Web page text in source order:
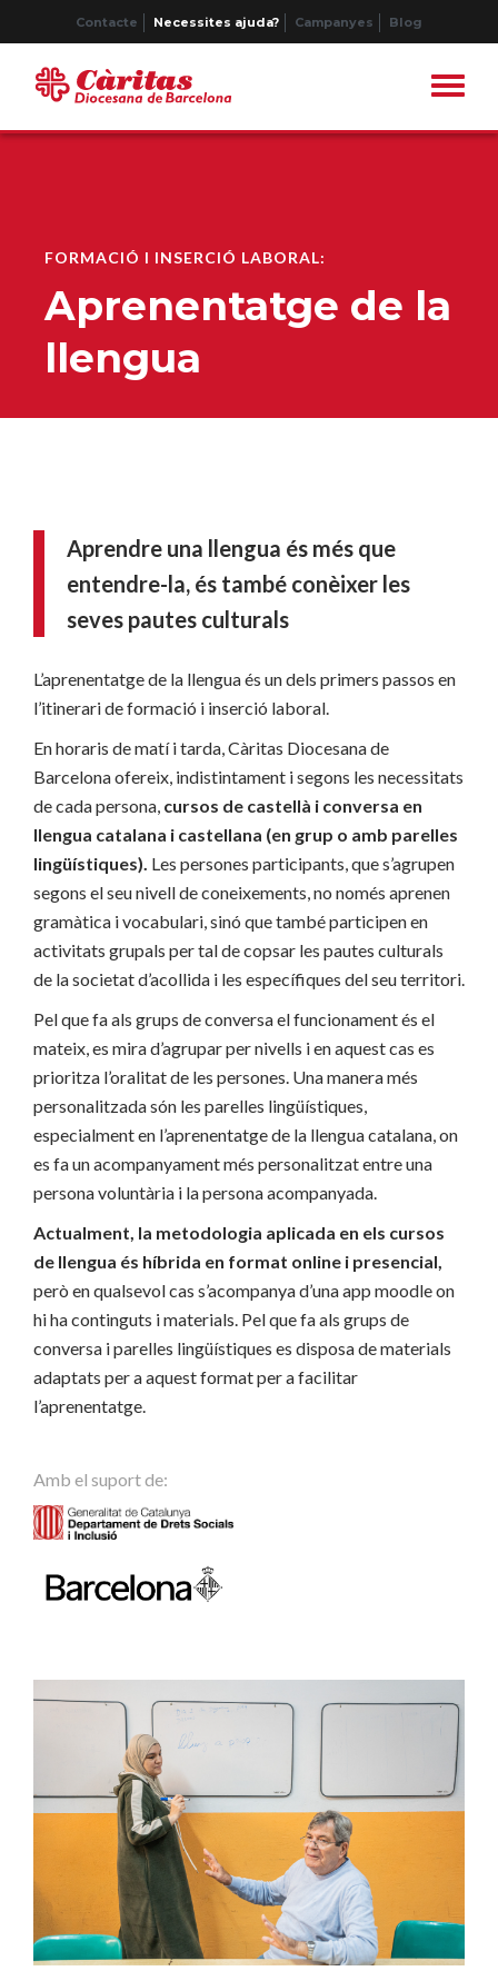
Contacte Necessites ajuda? Campanyes Blog
FORMACIÓ I INSERCIÓ LABORAL:
Aprenentatge de la
llengua
Aprendre una llengua és més que
entendre-la, és també conèixer les
seves pautes culturals
L’aprenentatge de la llengua és un dels primers passos en
l’itinerari de formació i inserció laboral.
En horaris de matí i tarda, Càritas Diocesana de
Barcelona ofereix, indistintament i segons les necessitats
de cada persona, cursos de castellà i conversa en
llengua catalana i castellana (en grup o amb parelles
lingüístiques). Les persones participants, que s’agrupen
segons el seu nivell de coneixements, no només aprenen
gramàtica i vocabulari, sinó que també participen en
activitats grupals per tal de copsar les pautes culturals
de la societat d’acollida i les específiques del seu territori.
Pel que fa als grups de conversa el funcionament és el
mateix, es mira d’agrupar per nivells i en aquest cas es
prioritza l’oralitat de les persones. Una manera més
personalitzada són les parelles lingüístiques,
especialment en l’aprenentatge de la llengua catalana, on
es fa un acompanyament més personalitzat entre una
persona voluntària i la persona acompanyada.
Actualment, la metodologia aplicada en els cursos
de llengua és híbrida en format online i presencial,
però en qualsevol cas s’acompanya d’una app moodle on
hi ha continguts i materials. Pel que fa als grups de
conversa i parelles lingüístiques es disposa de materials
adaptats per a aquest format per a facilitar
l’aprenentatge.
Amb el suport de: